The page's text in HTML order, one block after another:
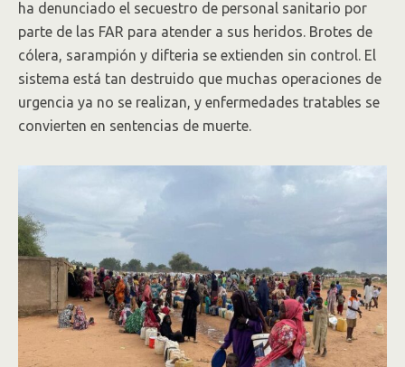
ha denunciado el secuestro de personal sanitario por
parte de las FAR para atender a sus heridos. Brotes de
cólera, sarampión y difteria se extienden sin control. El
sistema está tan destruido que muchas operaciones de
urgencia ya no se realizan, y enfermedades tratables se
convierten en sentencias de muerte.